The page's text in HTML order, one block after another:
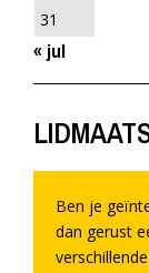
31
« jul
Ben je
dan gerust